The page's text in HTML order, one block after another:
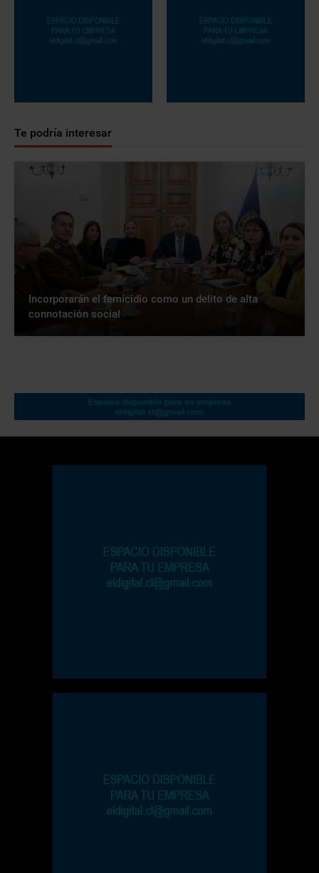
Te podría interesar
Incorporarán el femicidio como un delito de alta
connotación social